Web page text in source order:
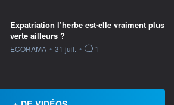
Expatriation l’herbe est-elle vraiment plus
verte ailleurs ?
information fournie par
ECORAMA • 31 juil. • 1